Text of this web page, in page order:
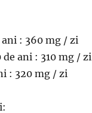
ani : 360 mg / zi
de ani : 310 mg / zi
: 320 mg / zi